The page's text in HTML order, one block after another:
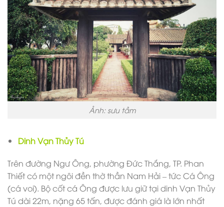
Ảnh: sưu tầm
Dinh Vạn Thủy Tú
Trên đường Ngư Ông, phường Đức Thắng, TP. Phan
Thiết có một ngôi đền thờ thần Nam Hải – tức Cá Ông
(cá voi). Bộ cốt cá Ông được lưu giữ tại dinh Vạn Thủy
Tú dài 22m, nặng 65 tấn, được đánh giá là lớn nhất